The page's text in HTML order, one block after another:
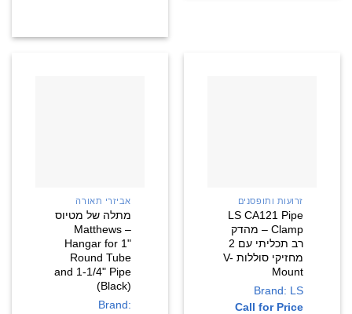
זרועות ותופסנים
LS CA121 Pipe
Clamp – מהדק
רב תכליתי עם 2
מחזיקי סוללות V-
Mount
Brand: LS
Call for Price
אביזרי תאורה
מתלה של מטיוס
– Matthews
Hangar for 1"
Round Tube
and 1-1/4" Pipe
(Black)
Brand: